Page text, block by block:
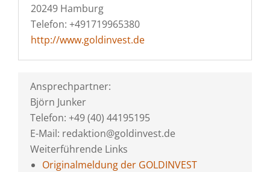
20249 Hamburg
Telefon: +491719965380
http://www.goldinvest.de
Ansprechpartner:
Björn Junker
Telefon: +49 (40) 44195195
E-Mail: redaktion@goldinvest.de
Weiterführende Links
Originalmeldung der GOLDINVEST